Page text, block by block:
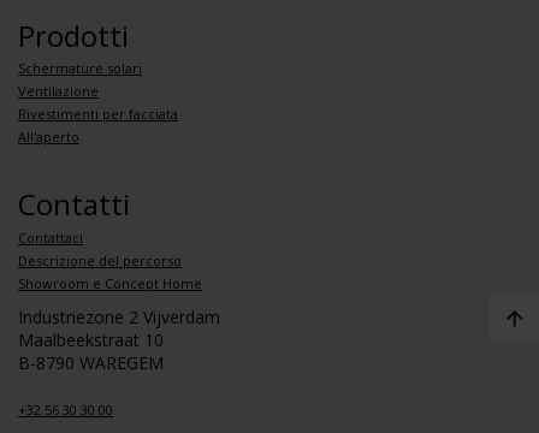
Prodotti
Schermature solari
Ventilazione
Rivestimenti per facciata
All'aperto
Contatti
Contattaci
Descrizione del percorso
Showroom e Concept Home
Industriezone 2 Vijverdam
Maalbeekstraat 10
B-8790 WAREGEM
+32 56 30 30 00